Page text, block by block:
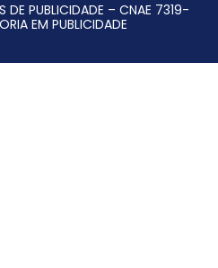
PUBLICIDADE – CNAE 7319-
EM PUBLICIDADE